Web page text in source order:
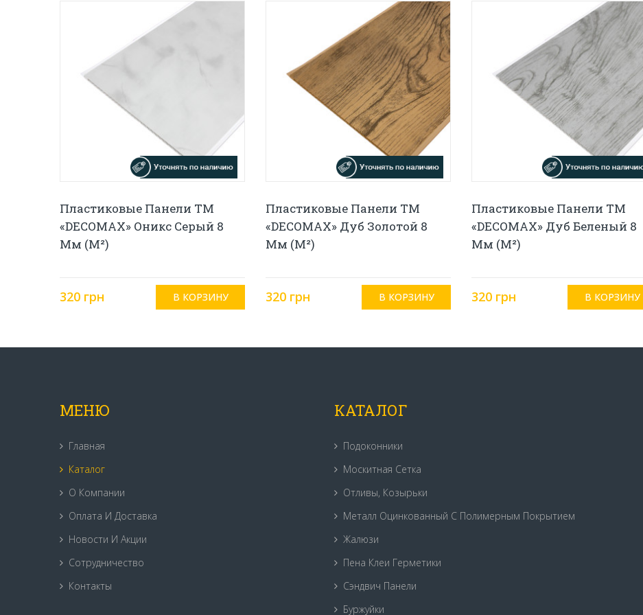
Пластиковые Панели ТМ
«DECOMAX» Оникс Серый 8
Мм (м²)
320 грн
Пластиковые Панели ТМ
«DECOMAX» Дуб Золотой 8
Мм (м²)
320 грн
Пластиковые Панели ТМ
«DECOMAX» Дуб Беленый 8
Мм (м²)
320 грн
МЕНЮ
Главная
Каталог
О Компании
Оплата И Доставка
Новости И Акции
Сотрудничество
Контакты
КАТАЛОГ
Подоконники
Москитная Сетка
Отливы, Козырьки
Металл Оцинкованный С Полимерным Покрытием
Жалюзи
Пена Клеи Герметики
Сэндвич Панели
Буржуйки